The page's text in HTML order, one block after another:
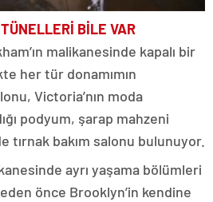
BİLE VAR
malikanesinde kapalı bir
her tür donamımın
Victoria’nın moda
podyum, şarap mahzeni
tırnak bakım salonu bulunuyor.
ayrı yaşama bölümleri
önce Brooklyn’in kendine